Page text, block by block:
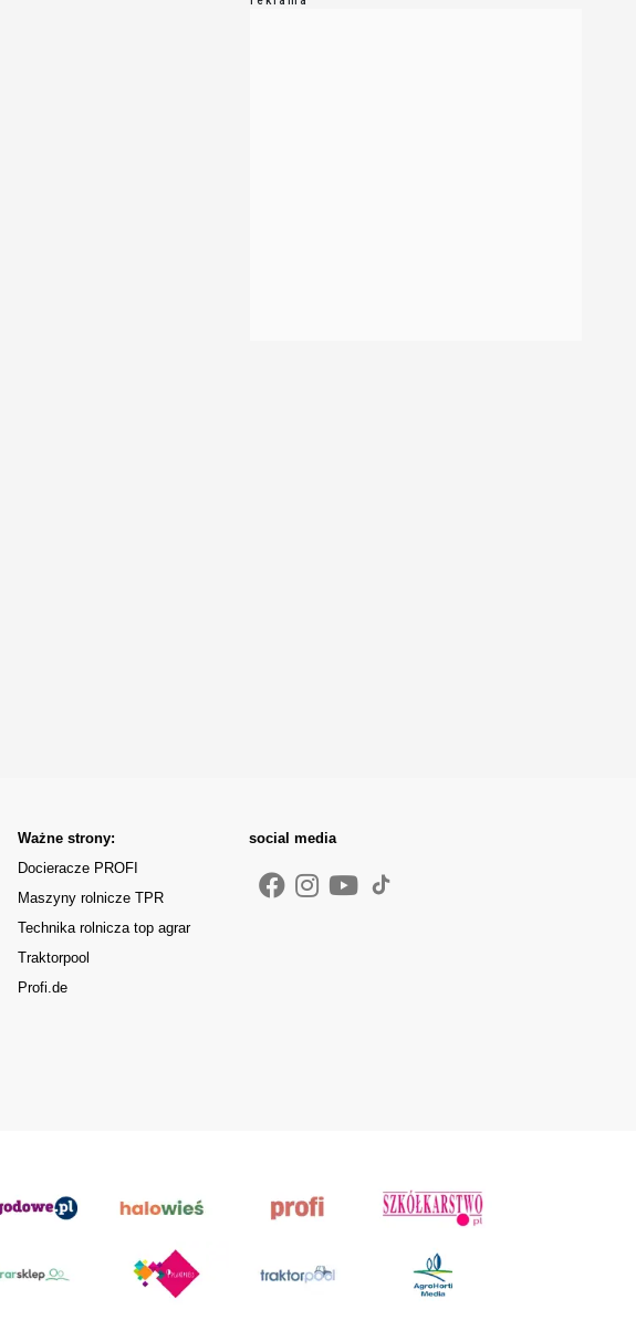
Ważne strony:
Docieracze PROFI
Maszyny rolnicze TPR
Technika rolnicza top agrar
Traktorpool
Profi.de
social media